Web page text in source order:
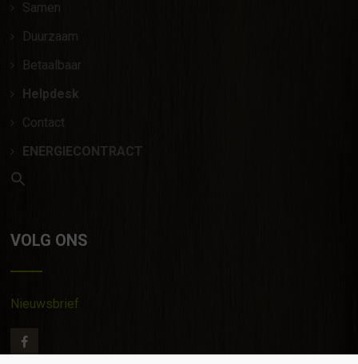
Samen
Duurzaam
Betaalbaar
Helpdesk
Contact
ENERGIECONTRACT
VOLG ONS
Nieuwsbrief